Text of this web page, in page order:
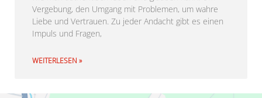
Vergebung, den Umgang mit Problemen, um wahre
Liebe und Vertrauen. Zu jeder Andacht gibt es einen
Impuls und Fragen,
WEITERLESEN »